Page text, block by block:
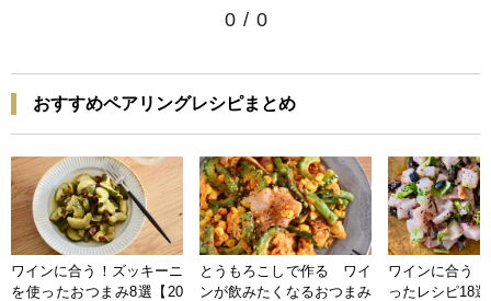
0 / 0
おすすめペアリングレシピまとめ
ワインに合う！ズッキーニ
を使ったおつまみ8選【20
とうもろこしで作る ワイ
ンが飲みたくなるおつまみ
ワインに合う
ったレシピ18